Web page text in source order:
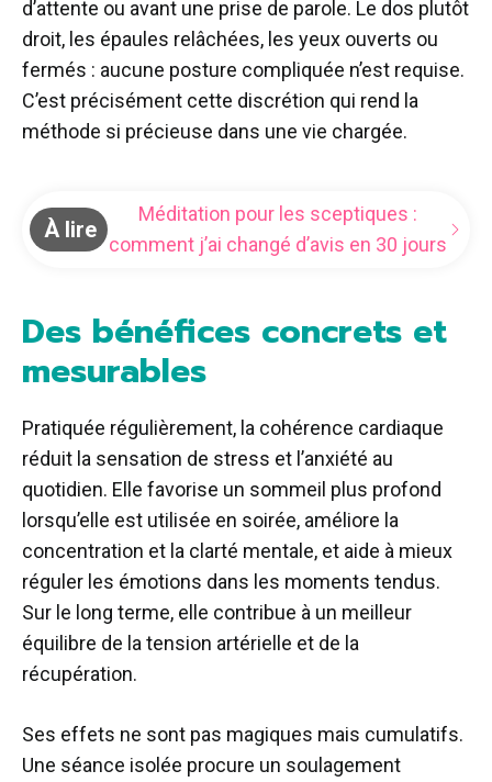
d’attente ou avant une prise de parole. Le dos plutôt
droit, les épaules relâchées, les yeux ouverts ou
fermés : aucune posture compliquée n’est requise.
C’est précisément cette discrétion qui rend la
méthode si précieuse dans une vie chargée.
À lire
Méditation pour les sceptiques :
comment j’ai changé d’avis en 30 jours
Des bénéfices concrets et
mesurables
Pratiquée régulièrement, la cohérence cardiaque
réduit la sensation de stress et l’anxiété au
quotidien. Elle favorise un sommeil plus profond
lorsqu’elle est utilisée en soirée, améliore la
concentration et la clarté mentale, et aide à mieux
réguler les émotions dans les moments tendus.
Sur le long terme, elle contribue à un meilleur
équilibre de la tension artérielle et de la
récupération.
Ses effets ne sont pas magiques mais cumulatifs.
Une séance isolée procure un soulagement